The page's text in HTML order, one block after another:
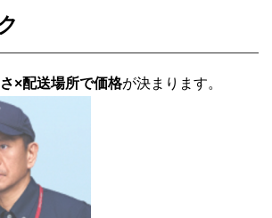
×配送場所で価格が決まります。